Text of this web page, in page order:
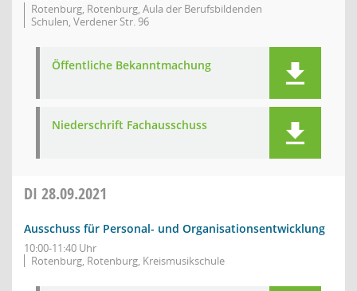
Rotenburg, Rotenburg, Aula der Berufsbildenden
Schulen, Verdener Str. 96
Öffentliche Bekanntmachung
Niederschrift Fachausschuss
DI 28.09.2021
Ausschuss für Personal- und Organisationsentwicklung
10:00-11:40 Uhr
Rotenburg, Rotenburg, Kreismusikschule